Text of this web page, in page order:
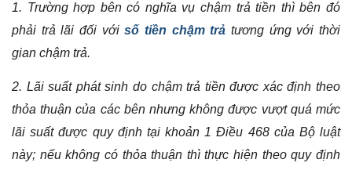
1. Trường hợp bên có nghĩa vụ chậm trả tiền thì bên đó
phải trả lãi đối vớisố tiền chậm trả tương ứng với thời
gian chậm trả.
2. Lãi suất phát sinh do chậm trả tiền được xác định theo
thỏa thuận của các bên nhưng không được vượt quá mức
lãi suất được quy định tại khoản 1 Điều 468 của Bộ luật
này; nếu không có thỏa thuận thì thực hiện theo quy định